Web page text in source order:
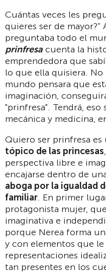
Cuántas veces les
quieres ser de mayor?”
preguntaba todo el
prinfresa cuenta la
emprendedora que
lo que ella quisiera.
mundo pensara que
imaginación,
"prinfresa". Tendrá,
mecánica y medicina,
Quiero ser prinfresa es
tópico de las princesas
perspectiva libre e
encajarse dentro de
aboga por la igualdad
familiar. En primer
protagonista mujer,
imaginativa e
porque Nerea forma
y con elementos que
representaciones
tan presentes en los